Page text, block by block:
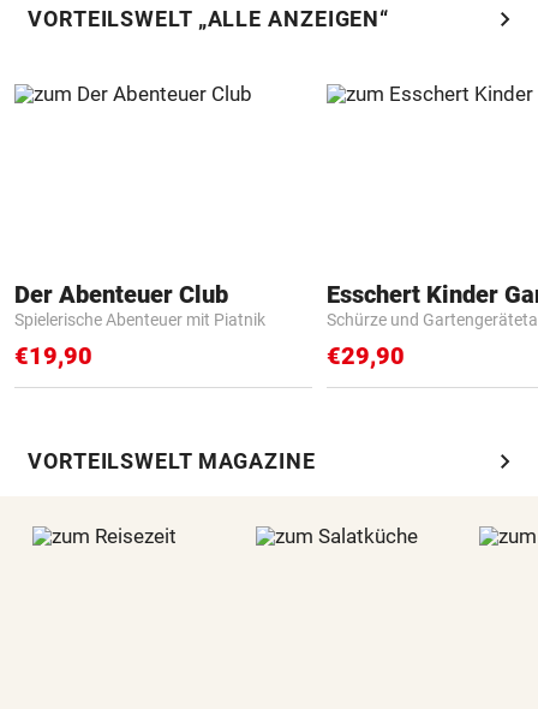
VORTEILSWELT „ALLE ANZEIGEN“ chevron_right
Der Abenteuer Club
Spielerische Abenteuer mit Piatnik
€19,90
Schürze und
€29,90
VORTEILSWELT MAGAZINE chevron_right